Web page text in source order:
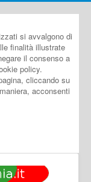
si avvalgono di
finalità illustrate
il consenso a
policy.
cliccando su
acconsenti